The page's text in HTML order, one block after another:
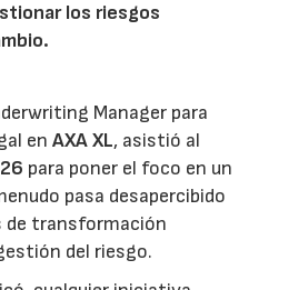
los riesgos
Manager para
enAXA XL, asistió al
para poner el foco en un
pasa desapercibido
de transformación
del riesgo.